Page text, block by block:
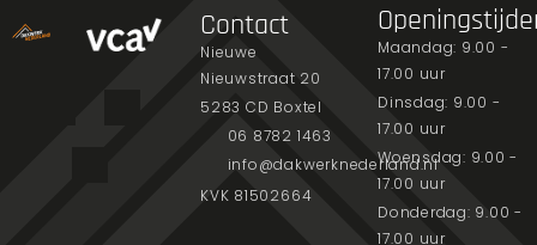
Contact
Nieuwe
Nieuwstraat 20
5283 CD Boxtel
06 8782 1463
info@dakwerknederland.nl
KVK 81502664
Maandag: 9.00 -
17.00 uur
Dinsdag: 9.00 -
17.00 uur
Woensdag: 9.00 -
17.00 uur
Donderdag: 9.00 -
17.00 uur